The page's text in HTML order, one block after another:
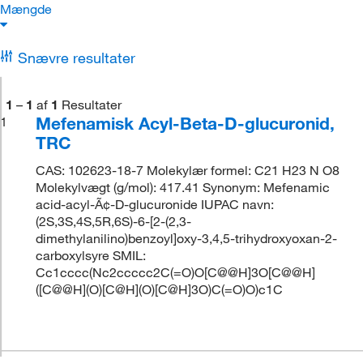
Mængde
Snævre resultater
1 – 1 af 1 Resultater
1
Mefenamisk Acyl-Beta-D-glucuronid,
TRC
CAS: 102623-18-7 Molekylær formel: C21 H23 N O8
Molekylvægt (g/mol): 417.41 Synonym: Mefenamic
acid-acyl-Ã¢-D-glucuronide IUPAC navn:
(2S,3S,4S,5R,6S)-6-[2-(2,3-
dimethylanilino)benzoyl]oxy-3,4,5-trihydroxyoxan-2-
carboxylsyre SMIL:
Cc1cccc(Nc2ccccc2C(=O)O[C@@H]3O[C@@H]
([C@@H](O)[C@H](O)[C@H]3O)C(=O)O)c1C